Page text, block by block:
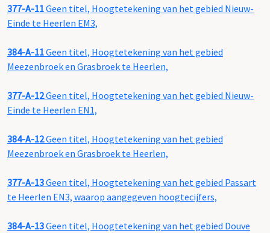
377-A-11Geen titel, Hoogtetekening van het gebied Nieuw-
Einde te Heerlen EM3,
384-A-11Geen titel, Hoogtetekening van het gebied
Meezenbroek en Grasbroek te Heerlen,
377-A-12Geen titel, Hoogtetekening van het gebied Nieuw-
Einde te Heerlen EN1,
384-A-12Geen titel, Hoogtetekening van het gebied
Meezenbroek en Grasbroek te Heerlen,
377-A-13Geen titel, Hoogtetekening van het gebied Passart
te Heerlen EN3, waarop aangegeven hoogtecijfers,
384-A-13Geen titel, Hoogtetekening van het gebied Douve